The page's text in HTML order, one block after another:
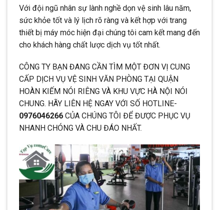
Với đội ngũ nhân sự lành nghề dọn vệ sinh lâu năm,
sức khỏe tốt và lý lịch rõ ràng và kết hợp với trang
thiết bị máy móc hiện đại chúng tôi cam kết mang đến
cho khách hàng chất lược dịch vụ tốt nhất.
CÔNG TY BẠN ĐANG CẦN TÌM MỘT ĐƠN VỊ CUNG
CẤP DỊCH VỤ VỆ SINH VĂN PHÒNG TẠI QUẬN
HOÀN KIẾM NÓI RIÊNG VÀ KHU VỰC HÀ NỘI NÓI
CHUNG. HÃY LIÊN HỆ NGAY VỚI SỐ HOTLINE-
0976046266 CỦA CHÚNG TÔI ĐỂ ĐƯỢC PHỤC VỤ
NHANH CHÓNG VÀ CHU ĐÁO NHẤT.